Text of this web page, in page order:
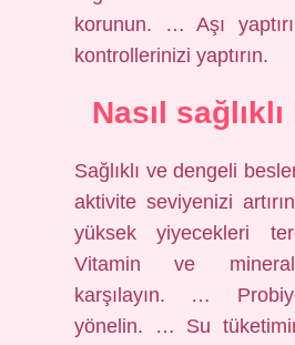
korunun. … Aşı
kontrollerinizi yaptırın.
Nasıl sağlıklı
Sağlıklı ve dengeli
aktivite seviyenizi
yüksek yiyecekleri
Vitamin ve mineral
karşılayın. …
yönelin. … Su